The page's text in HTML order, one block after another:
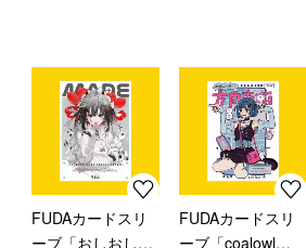
FUDAカードスリ
ーブ「おしおしお
FUDAカードスリ
ーブ「coalowl